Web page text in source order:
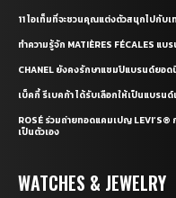
11 ไอเท็มที่จะชวนคุณแต่งตัวสนุกไปกับเ
ทำความรู้จัก MATIÈRES FÉCALES แ
CHANEL ยังคงรักษาแชมป์แบรนด์ยอด
เบ็คกี้ รีเบคก้า ได้รับเลือกให้เป็นแบรน
ROSÉ ร่วมถ่ายทอดแคมเปญ LEVI’S®
เป็นตัวเอง
WATCHES & JEWELRY